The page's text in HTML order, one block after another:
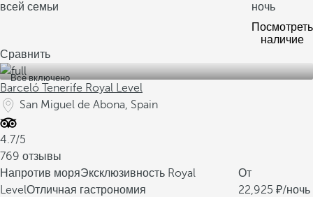
всей семьи
ночь
Посмотреть
наличие
Сравнить
Все включено
Barceló Tenerife Royal Level
San Miguel de Abona, Spain
4.7/5
769 отзывы
Напротив моряЭксклюзивность Royal
LevelОтличная гастрономия
От
22,925
/ночь